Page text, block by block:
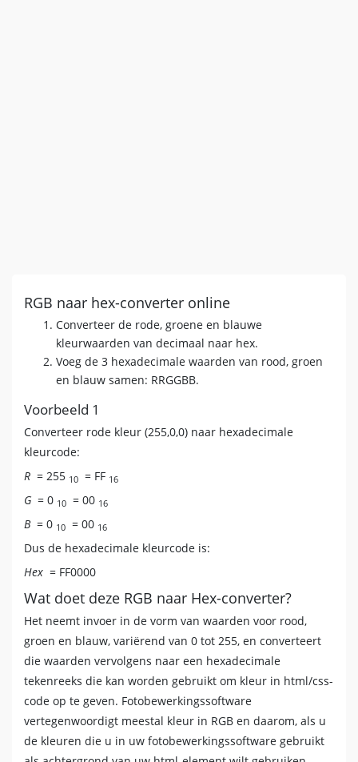
RGB naar hex-converter online
Converteer de rode, groene en blauwe
kleurwaarden van decimaal naar hex.
Voeg de 3 hexadecimale waarden van rood, groen
en blauw samen: RRGGBB.
Voorbeeld 1
Converteer rode kleur (255,0,0) naar hexadecimale
kleurcode:
R = 255 10 = FF 16
G = 0 10 = 00 16
B= 0 10 = 00 16
Dus de hexadecimale kleurcode is:
Hex = FF0000
Wat doet deze RGB naar Hex-converter?
Het neemt invoer in de vorm van waarden voor rood,
groen en blauw, variërend van 0 tot 255, en converteert
die waarden vervolgens naar een hexadecimale
tekenreeks die kan worden gebruikt om kleur in html/css-
code op te geven. Fotobewerkingssoftware
vertegenwoordigt meestal kleur in RGB en daarom, als u
de kleuren die u in uw fotobewerkingssoftware gebruikt